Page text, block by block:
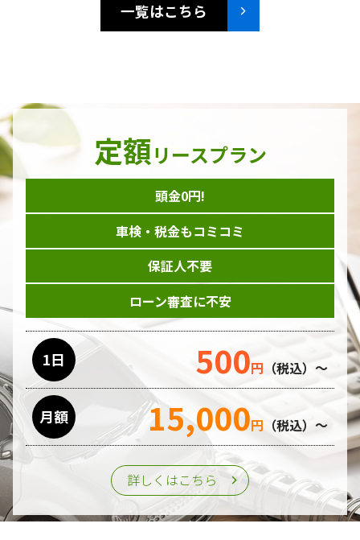
一覧はこちら
定額リースプラン
頭金0円!
車検・税金もコミコミ
保証人不要
ローン審査に不安
1日 500円 （税込）～
月額 15,000円 （税込）～
詳しくはこちら